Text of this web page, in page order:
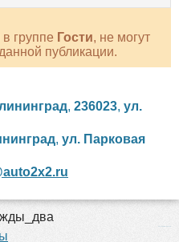
группе Гости, не могут
публикации.
, 236023, ул.
, ул. Парковая